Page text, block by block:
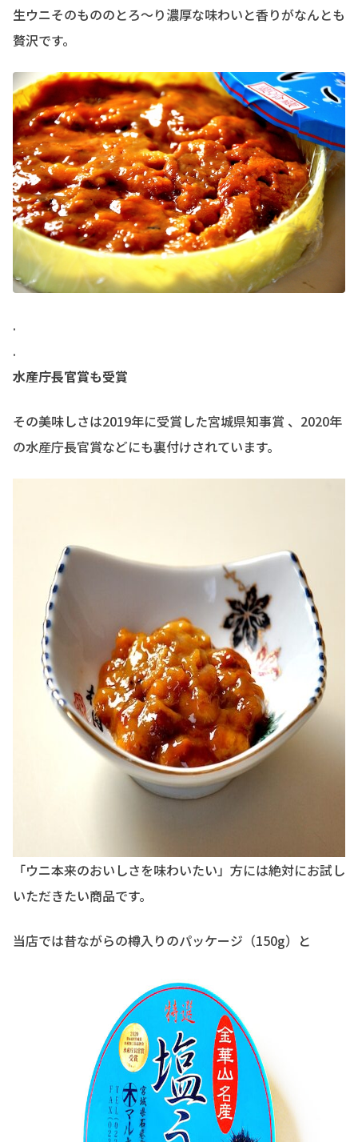
生ウニそのもののとろ〜り濃厚な味わいと香りがなんとも
贅沢です。
.
.
水産庁長官賞も受賞
その美味しさは2019年に受賞した宮城県知事賞 、2020年
の水産庁長官賞などにも裏付けされています。
「ウニ本来のおいしさを味わいたい」方には絶対にお試し
いただきたい商品です。
当店では昔ながらの樽入りのパッケージ（150g）と